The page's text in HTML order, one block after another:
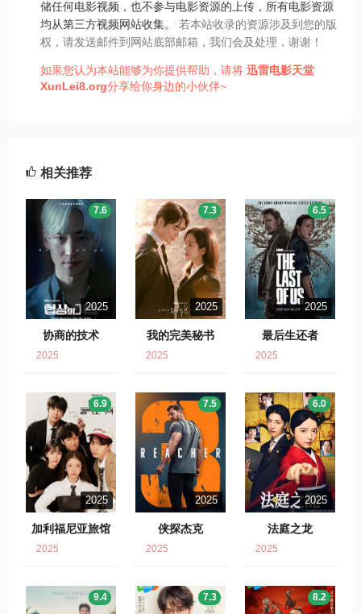
储任何电影视频，也不参与电影资源的上传，所有电影资源
均从第三方视频网站收集。 若本站收录的资源涉及到您的版
权，请发送邮件到网站底部邮箱，我们会及处理，谢谢！
如果您认为本站能够为你提供帮助，请将 迅雷电影天堂
XunLei8.org分享给你身边的小伙伴~
相关推荐
2025
协商的技术
7.6
2025
2025
我的完美秘书
7.3
2025
2025
最后生还者
6.5
2025
2025
加利福尼亚旅馆
6.9
2025
2025
侠探杰克
7.5
2025
2025
法庭之龙
6.0
2025
9.4 7.3 8.2